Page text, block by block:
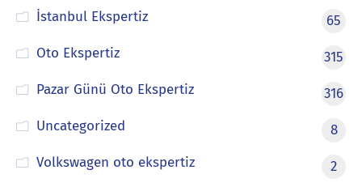
İstanbul Ekspertiz
65
Oto Ekspertiz
315
Pazar Günü Oto Ekspertiz
316
Uncategorized
8
Volkswagen oto ekspertiz
2